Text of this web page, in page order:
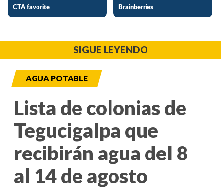
SIGUE LEYENDO
AGUA POTABLE
Lista de colonias de
Tegucigalpa que
recibirán agua del 8
al 14 de agosto